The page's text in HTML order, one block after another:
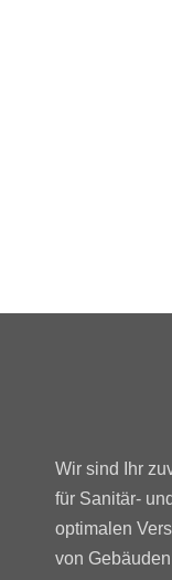
Wir sind Ihr
für Sanitär-
optimalen
von